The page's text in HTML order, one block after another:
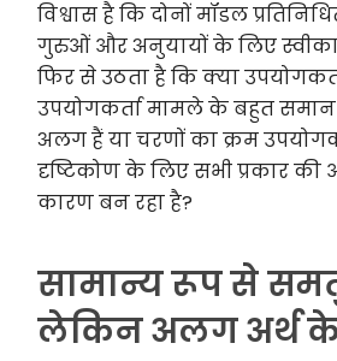
विश्वास है कि दोनों मॉडल
गुरुओं और अनुयायों के लिए
फिर से उठता है कि क्या
उपयोगकर्ता मामले के बहुत
अलग हैं या चरणों का क्रम
दृष्टिकोण के लिए सभी प्रकार
कारण बन रहा है?
सामान्य रूप से
लेकिन अलग अर्थ